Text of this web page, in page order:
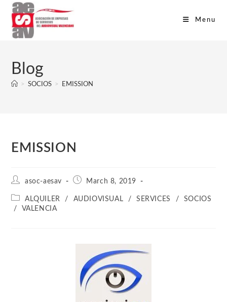
Menu
Blog
> SOCIOS > EMISSION
EMISSION
asoc-aesav March 8, 2019
ALQUILER / AUDIOVISUAL / SERVICES /
SOCIOS
/
VALENCIA